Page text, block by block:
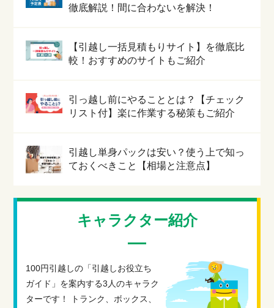
徹底解説！間に合わないを解決！
【引越し一括見積もりサイト】を徹底比
較！おすすめのサイトもご紹介
引っ越し前にやることとは？【チェック
リスト付】楽に作業する秘策もご紹介
引越し単身パックは安い？使う上で知っ
ておくべきこと【相場と注意点】
キャラクター紹介
100円引越しの「引越しお役立ち
ガイド」を案内する3人のキャラク
ターです！ トランク、ボックス、